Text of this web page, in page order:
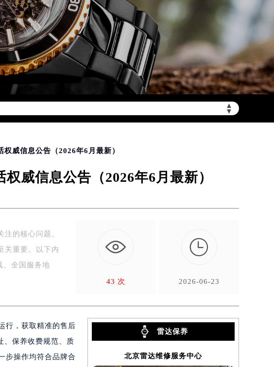
▲
▼
区域（非大陆需加拨“+86”）
）
提前预约）
威信息公告（2026年6月最新）
威信息公告（2026年6月最新）
的核心问题。
关重要。以下内
、全国服务地
43 次

2026-06-23
行，获取精准的售后
、保养收费规范、质
步操作均符合品牌合
雷达保养
北京雷达维修服务中心